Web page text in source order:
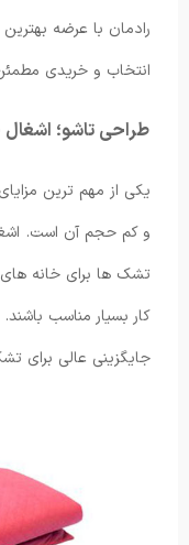
رادمان با عرضه
انتخاب و خریدی
طراحی تاشو؛
یکی از مهم ترین مزایای
و کم حجم آن است.
تشک ها برای خانه
کار بسیار مناسب
جایگزینی عالی برای